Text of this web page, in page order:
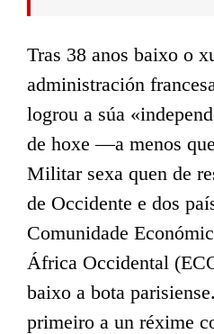
Tras 38 anos baixo o
administración
logrou a súa
de hoxe —a menos
Militar sexa quen de
de Occidente e dos
Comunidade
África Occidental
baixo a bota
primeiro a un réxime